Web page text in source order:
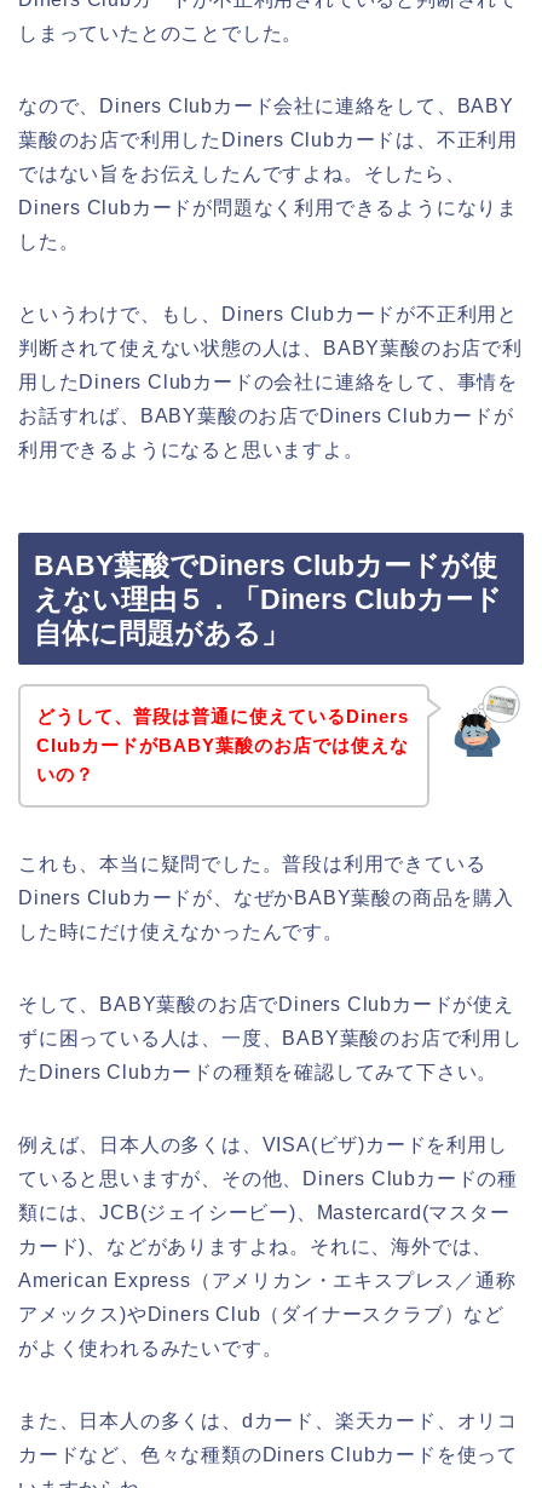
しまっていたとのことでした。
なので、Diners Clubカード会社に連絡をして、BABY
葉酸のお店で利用したDiners Clubカードは、不正利用
ではない旨をお伝えしたんですよね。そしたら、
Diners Clubカードが問題なく利用できるようになりま
した。
というわけで、もし、Diners Clubカードが不正利用と
判断されて使えない状態の人は、BABY葉酸のお店で利
用したDiners Clubカードの会社に連絡をして、事情を
お話すれば、BABY葉酸のお店でDiners Clubカードが
利用できるようになると思いますよ。
BABY葉酸でDiners Clubカードが使
えない理由５．「Diners Clubカード
自体に問題がある」
どうして、普段は普通に使えているDiners
ClubカードがBABY葉酸のお店では使えな
いの？
これも、本当に疑問でした。普段は利用できている
Diners Clubカードが、なぜかBABY葉酸の商品を購入
した時にだけ使えなかったんです。
そして、BABY葉酸のお店でDiners Clubカードが使え
ずに困っている人は、一度、BABY葉酸のお店で利用し
たDiners Clubカードの種類を確認してみて下さい。
例えば、日本人の多くは、VISA(ビザ)カードを利用し
ていると思いますが、その他、Diners Clubカードの種
類には、JCB(ジェイシービー)、Mastercard(マスター
カード)、などがありますよね。それに、海外では、
American Express（アメリカン・エキスプレス／通称
アメックス)やDiners Club（ダイナースクラブ）など
がよく使われるみたいです。
また、日本人の多くは、dカード、楽天カード、オリコ
カードなど、色々な種類のDiners Clubカードを使って